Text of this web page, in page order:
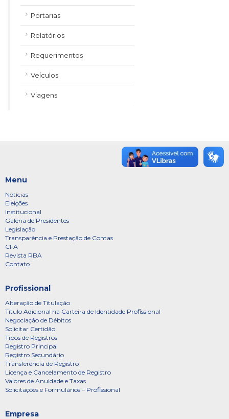
Portarias
Relatórios
Requerimentos
Veículos
Viagens
Menu
Notícias
Eleições
Institucional
Galeria de Presidentes
Legislação
Transparência e Prestação de Contas
CFA
Revista RBA
Contato
Profissional
Alteração de Titulação
Título Adicional na Carteira de Identidade Profissional
Negociação de Débitos
Solicitar Certidão
Tipos de Registros
Registro Principal
Registro Secundário
Transferência de Registro
Licença e Cancelamento de Registro
Valores de Anuidade e Taxas
Solicitações e Formulários – Profissional
Empresa